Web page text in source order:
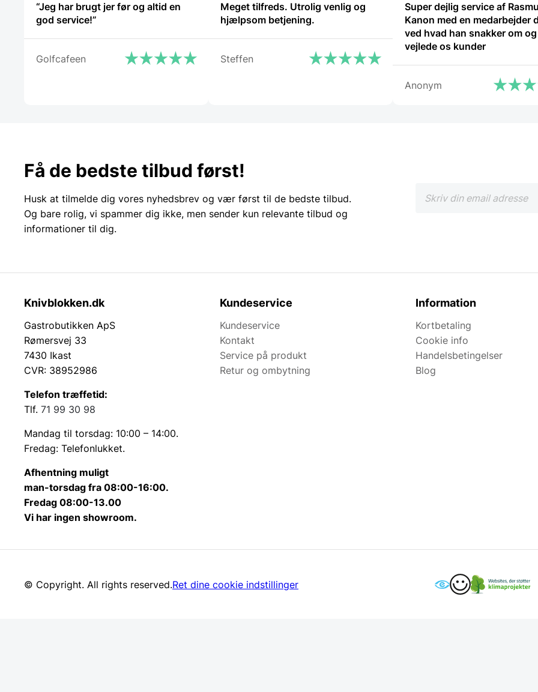
“Jeg har brugt jer før og altid en
god service!”
Golfcafeen
Meget tilfreds. Utrolig venlig og
hjælpsom betjening.
Steffen
Super dejlig service af
Kanon med en medarbejder
ved hvad han snakker om
vejlede os kunder
Anonym
Få de bedste tilbud først!
Husk at tilmelde dig vores nyhedsbrev og vær først til de bedste tilbud.
Og bare rolig, vi spammer dig ikke, men sender kun relevante tilbud og
informationer til dig.
Knivblokken.dk
Gastrobutikken ApS
Rømersvej 33
7430 Ikast
CVR: 38952986
Telefon træffetid:
Tlf. 71 99 30 98
Mandag til torsdag: 10:00 – 14:00.
Fredag: Telefonlukket.
Afhentning muligt
man-torsdag fra 08:00-16:00.
Fredag 08:00-13.00
Vi har ingen showroom.
Kundeservice
Kundeservice
Kontakt
Service på produkt
Retur og ombytning
Information
Kortbetaling
Cookie info
Handelsbetingelser
Blog
© Copyright. All rights reserved.Ret dine cookie indstillinger